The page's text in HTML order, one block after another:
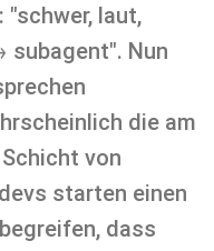
laut,
subagent". Nun
die am
von
starten einen
dass